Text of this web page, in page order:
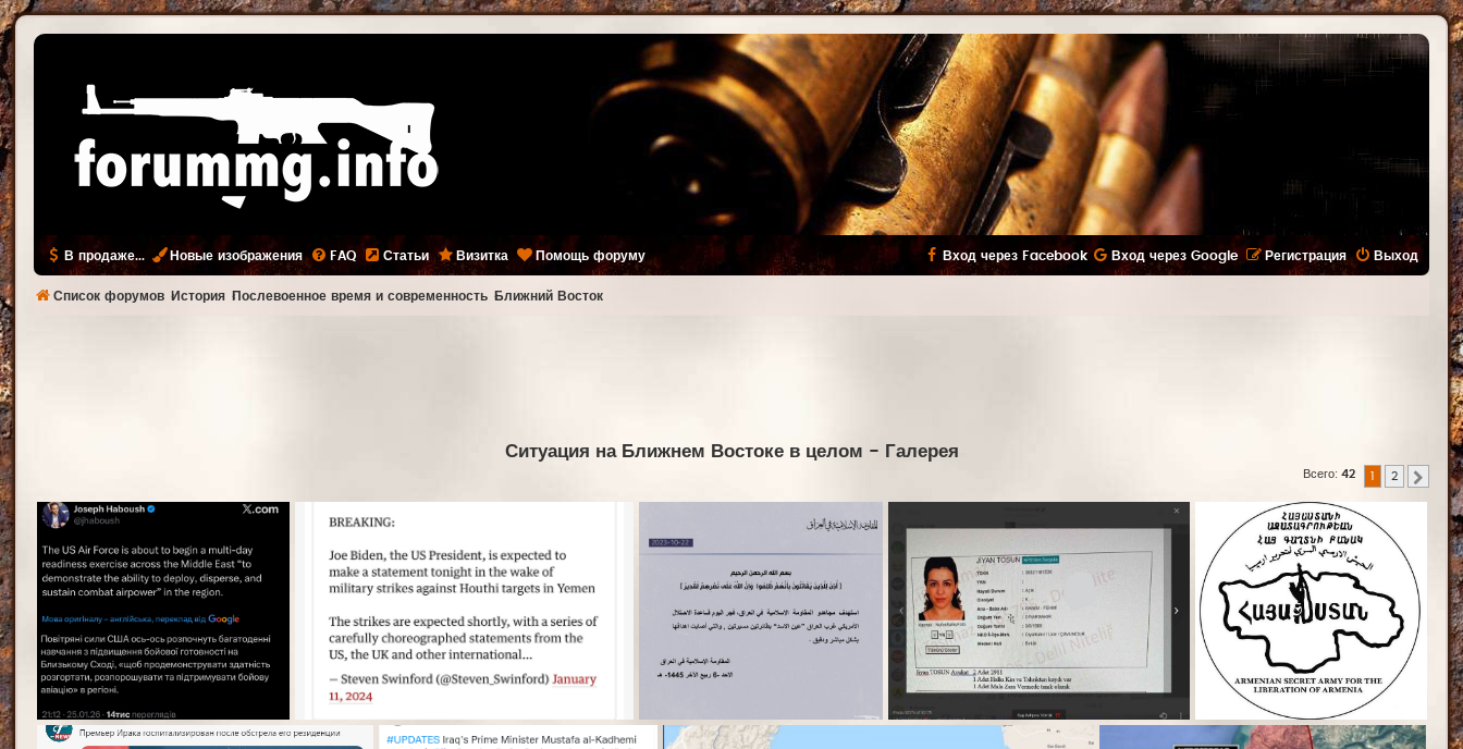
В продаже... Новые изображения FAQ Статьи Визитка Помощь форуму Выход
Регистрация
Вход через Facebook Вход через Google
Список форумов История Послевоенное время и современность Ближний Восток
Ситуация на Ближнем Востоке в целом - Галерея
Всего: 42 2 След.